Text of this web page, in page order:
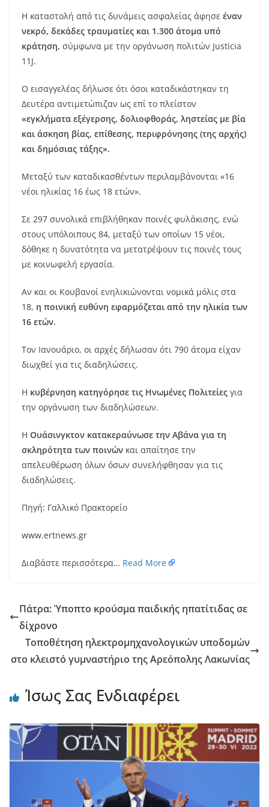
Η καταστολή από τις δυνάμεις ασφαλείας άφησε έναν
νεκρό, δεκάδες τραυματίες και 1.300 άτομα υπό
κράτηση, σύμφωνα με την οργάνωση πολιτών Justicia
11J.
Ο εισαγγελέας δήλωσε ότι όσοι καταδικάστηκαν τη
Δευτέρα αντιμετώπιζαν ως επί το πλείστον
«εγκλήματα εξέγερσης, δολιοφθοράς, ληστείας με βία
και άσκηση βίας, επίθεσης, περιφρόνησης (της αρχής)
και δημόσιας τάξης».
Μεταξύ των καταδικασθέντων περιλαμβάνονται «16
νέοι ηλικίας 16 έως 18 ετών».
Σε 297 συνολικά επιβλήθηκαν ποινές φυλάκισης, ενώ
στους υπόλοιπους 84, μεταξύ των οποίων 15 νέοι,
δόθηκε η δυνατότητα να μετατρέψουν τις ποινές τους
με κοινωφελή εργασία.
Αν και οι Κουβανοί ενηλικιώνονται νομικά μόλις στα
18, η ποινική ευθύνη εφαρμόζεται από την ηλικία των
16 ετών.
Τον Ιανουάριο, οι αρχές δήλωσαν ότι 790 άτομα είχαν
διωχθεί για τις διαδηλώσεις.
Η κυβέρνηση κατηγόρησε τις Ηνωμένες Πολιτείες για
την οργάνωση των διαδηλώσεων.
Η Ουάσινγκτον κατακεραύνωσε την Αβάνα για τη
σκληρότητα των ποινών και απαίτησε την
απελευθέρωση όλων όσων συνελήφθησαν για τις
διαδηλώσεις.
Πηγή: Γαλλικό Πρακτορείο
www.ertnews.gr
Διαβάστε περισσότερα… Read More
Πάτρα: Ύποπτο κρούσμα παιδικής ηπατίτιδας σε
δίχρονο
Τοποθέτηση ηλεκτρομηχανολογικών υποδομών
στο κλειστό γυμναστήριο της Αρεόπολης Λακωνίας
Ίσως Σας Ενδιαφέρει